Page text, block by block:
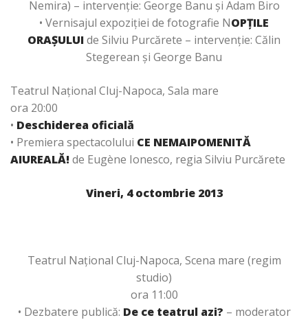
Nemira) – intervenție: George Banu și Adam Biro
• Vernisajul expoziţiei de fotografie NOPȚILE
ORAŞULUIde Silviu Purcărete – intervenție: Călin
Stegerean și George Banu
Teatrul Național Cluj-Napoca, Sala mare
ora 20:00
• Deschiderea oficială
• Premiera spectacolului CE NEMAIPOMENITĂ
AIUREALĂ!de Eugène Ionesco, regia Silviu Purcărete
Vineri, 4 octombrie 2013
Teatrul Național Cluj-Napoca, Scena mare (regim
studio)
ora 11:00
• Dezbatere publică: De ce teatrul azi? – moderator